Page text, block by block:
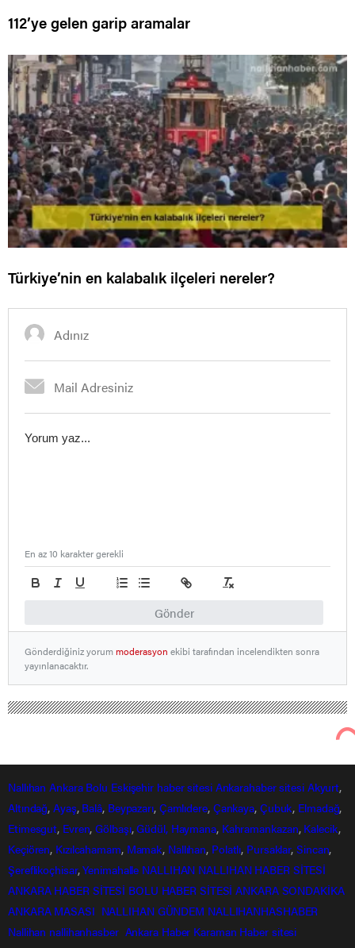
112’ye gelen garip aramalar
Türkiye’nin en kalabalık ilçeleri nereler?
Gönder
En az 10 karakter gerekli
Gönderdiğiniz yorummoderasyon ekibi tarafından incelendikten sonra
yayınlanacaktır.
eğlendiler